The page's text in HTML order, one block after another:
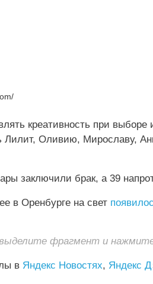
креативность при
Оливию, Мирославу,
заключили брак, а 39
в Оренбурге на свет
фрагмент и
в Яндекс Новостях, Яндекс